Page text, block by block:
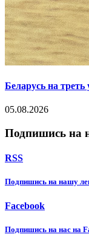
Беларусь на
05.08.2026
Подпишись на
RSS
Подпишиcь на нашу
Facebook
Подпишиcь на нас на